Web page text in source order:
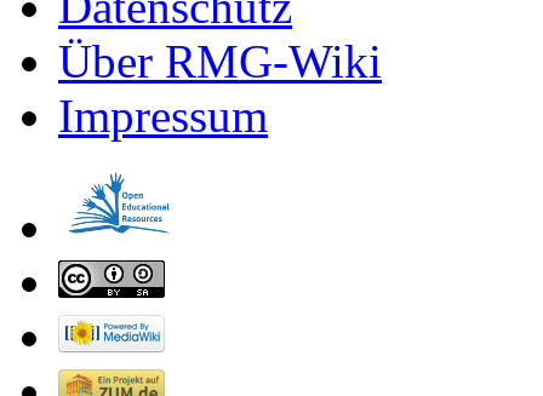
Über RMG-Wiki
Impressum